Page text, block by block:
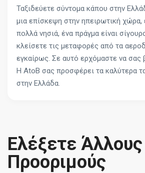
Ταξιδεύετε σύντομα κάπου στην
μια επίσκεψη στην ηπειρωτική χώρα,
πολλά νησιά, ένα πράγμα είναι
κλείσετε τις μεταφορές από τα
εγκαίρως. Σε αυτό ερχόμαστε να σας
Η AtoB σας προσφέρει τα καλύτερα
στην Ελλάδα.
Ελέξετε Άλλους
Προοριμούς